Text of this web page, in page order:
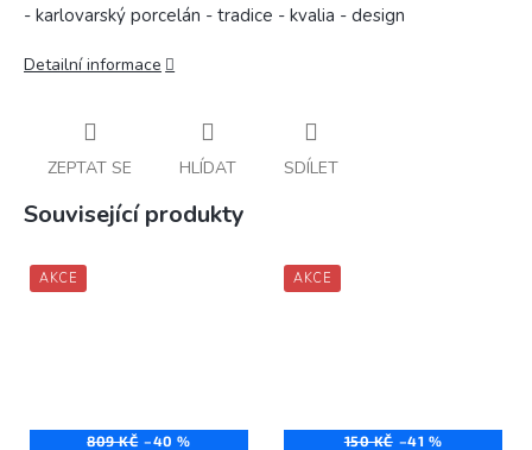
- karlovarský porcelán - tradice - kvalia - design
Detailní informace
ZEPTAT SE HLÍDAT SDÍLET
Související produkty
AKCE
809 KČ –40 %
AKCE
150 KČ –41 %